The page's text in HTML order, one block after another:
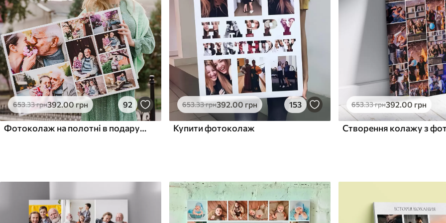
✗
Поверхня з текстурою
полотна
✗Екологічний матеріал
✓
Поверхня з текстурою
полотна
✗Екологічний матеріал
✓
Поверхня з текстурою
полотна
✓Екологічний матеріал
653.33грн392.00грн 92
Фотоколаж на полотні в подарунок на ювілей
653.33грн392.00 грн 153
Купити фотоколаж
653.33грн392.00 грн
Створення колажу з